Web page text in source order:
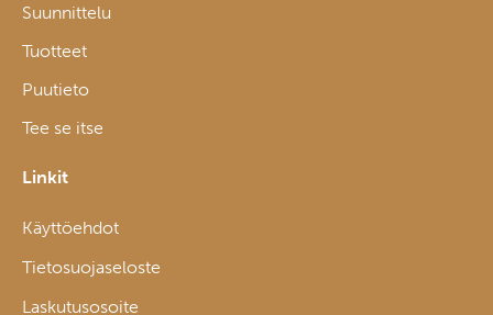
Suunnittelu
Tuotteet
Puutieto
Tee se itse
Linkit
Käyttöehdot
Tietosuojaseloste
Laskutusosoite